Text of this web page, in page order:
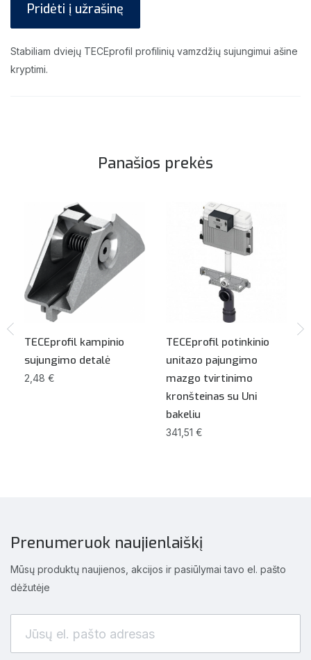
Pridėti į užrašinę
Stabiliam dviejų TECEprofil profilinių vamzdžių sujungimui ašine
kryptimi.
Panašios prekės
TECEprofil kampinio
sujungimo detalė
2,48 €
TECEprofil potinkinio
unitazo pajungimo
mazgo tvirtinimo
kronšteinas su Uni
bakeliu
341,51 €
Prenumeruok naujienlaiškį
Mūsų produktų naujienos, akcijos ir pasiūlymai tavo el. pašto
dėžutėje